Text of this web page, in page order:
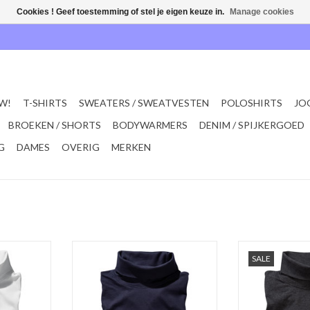
T-SHIRTS SWEATERS / SWEATVESTEN POLOSHIRTS
BROEKEN / SHORTS BODYWARMERS DENIM / SPIJKERGOED
DAMES OVERIG MERKEN
col van
in de
Comfortabele navy blauw COLTRUI
met elastische col van Redfield.
Verkrijgbaar in vier kleuren in de
maten 2XL t/m 8XL!
Gemaakt van 100% katoen
SALE
SALE 2XL
grijze COLTRUI
van
Verkrijgbaar in
maten
Cookies ! Geef toestemming of stel je eigen keuze in. Manage cookies